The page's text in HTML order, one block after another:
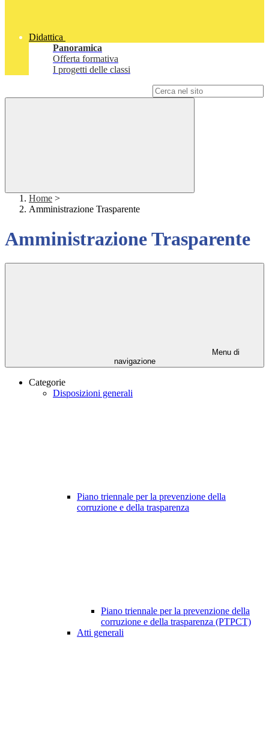
Didattica
Panoramica
Offerta formativa
I progetti delle classi
Home >
Amministrazione Trasparente
Amministrazione Trasparente
Menu di
navigazione
Categorie
Disposizioni generali
Piano triennale per la prevenzione della
corruzione e della trasparenza
Piano triennale per la prevenzione della
corruzione e della trasparenza (PTPCT)
Atti generali